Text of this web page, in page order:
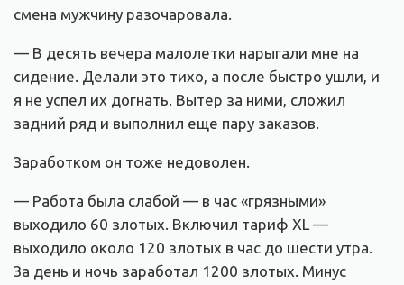
смена мужчину разочаровала.
— В десять вечера малолетки нарыгали мне на
сидение. Делали это тихо, а после быстро ушли, и
я не успел их догнать. Вытер за ними, сложил
задний ряд и выполнил еще пару заказов.
Заработком он тоже недоволен.
— Работа была слабой — в час «грязными»
выходило 60 злотых. Включил тариф XL —
выходило около 120 злотых в час до шести утра.
За день и ночь заработал 1200 злотых. Минус